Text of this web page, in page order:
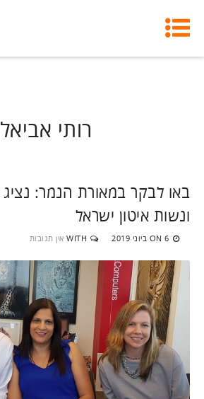
רותי אביאל
ונשות איטון ישראל
ON 6 ביוני 2019 WITH אין תגובות